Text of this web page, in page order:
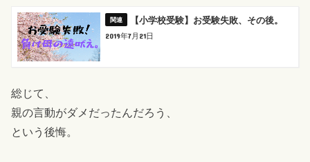
【小学校受験】お受験失敗、その後。
2019年7月21日
総じて、
親の言動がダメだったんだろう、
という後悔。